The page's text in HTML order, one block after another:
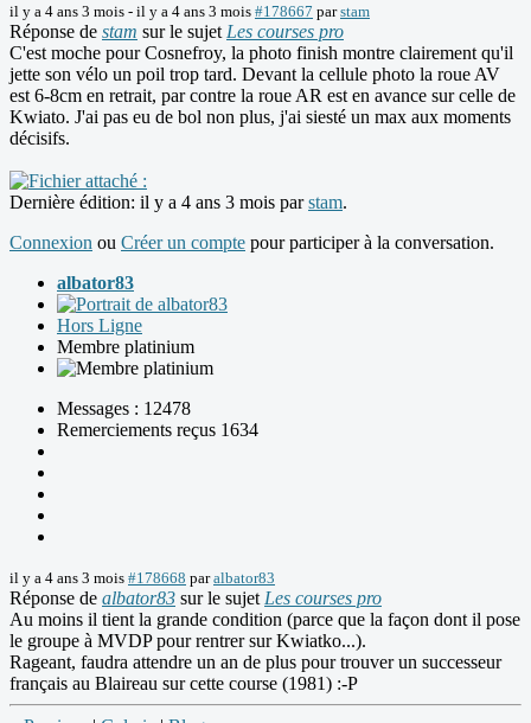
il y a 4 ans 3 mois - il y a 4 ans 3 mois #178667 parstam
Réponse de stam sur le sujet Les courses pro
C'est moche pour Cosnefroy, la photo finish montre clairement qu'il
jette son vélo un poil trop tard. Devant la cellule photo la roue AV
est 6-8cm en retrait, par contre la roue AR est en avance sur celle de
Kwiato. J'ai pas eu de bol non plus, j'ai siesté un max aux moments
décisifs.
Dernière édition: il y a 4 ans 3 mois parstam.
Connexion ou Créer un compte pour participer à la conversation.
albator83
Hors Ligne
Membre platinium
Messages : 12478
Remerciements reçus 1634
il y a 4 ans 3 mois #178668 paralbator83
Réponse de albator83 sur le sujet Les courses pro
Au moins il tient la grande condition (parce que la façon dont il pose
le groupe à MVDP pour rentrer sur Kwiatko...).
Rageant, faudra attendre un an de plus pour trouver un successeur
français au Blaireau sur cette course (1981) :-P